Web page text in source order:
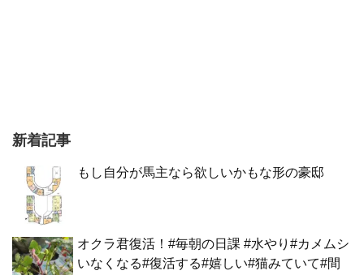
新着記事
もし自分が馬主なら欲しいかもな形の豪邸
オクラ君復活！#毎朝の日課 #水やり#カメムシ
いなくなる#復活する#嬉しい#猫みていて#間